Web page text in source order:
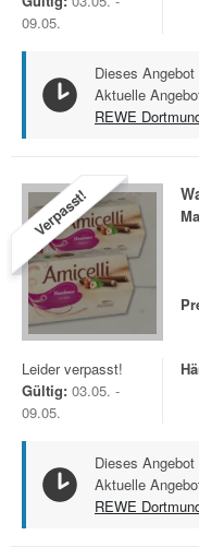
09.05.
Dieses
Aktuelle
REWE
Verpasst!
Leider verpasst!
Gültig: 03.05. -
09.05.
Dieses
Aktuelle
REWE